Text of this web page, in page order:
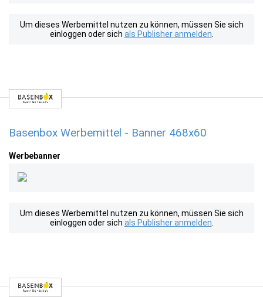
Um dieses Werbemittel nutzen zu können, müssen Sie sich
einloggen oder sich als Publisher anmelden
Basenbox Werbemittel - Banner 468x60
Werbebanner
Um dieses Werbemittel nutzen zu können, müssen Sie sich
einloggen oder sich als Publisher anmelden